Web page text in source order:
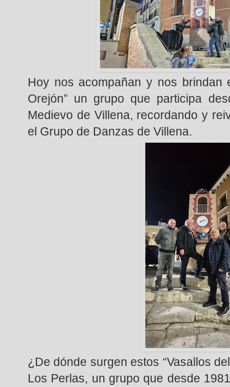
Hoy nos acompañan y nos brindan
Orejón” un grupo que participa
Medievo de Villena, recordando y
el Grupo de Danzas de Villena.
¿De dónde surgen estos “Vasallos
Los Perlas, un grupo que desde